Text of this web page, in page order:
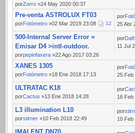
porZorro »24 May 2020 00:37
Pre-venta ASTROLUX FT03
porFotómetro »02 Mar 2019 23:08 12
por
25 Abr
500-Internal Server Error =
Emisar D4 >intl-outdoor.
porpepinfaxera »22 Ago 2017 03:26
por
11 Jul
XANES 1305
porFotómetro »18 Ene 2018 17:13
por
25 Feb
ULTRATAC K18
porCactus »13 Ene 2018 14:28
por
16 Feb
L3 illumination L10
porstirner »10 Feb 2018 22:49
por
10 Feb